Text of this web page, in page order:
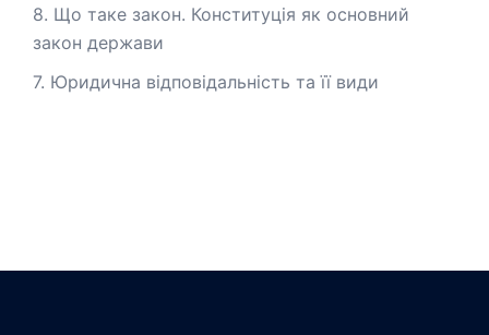
8. Що таке закон. Конституція як основний
закон держави
7. Юридична відповідальність та її види